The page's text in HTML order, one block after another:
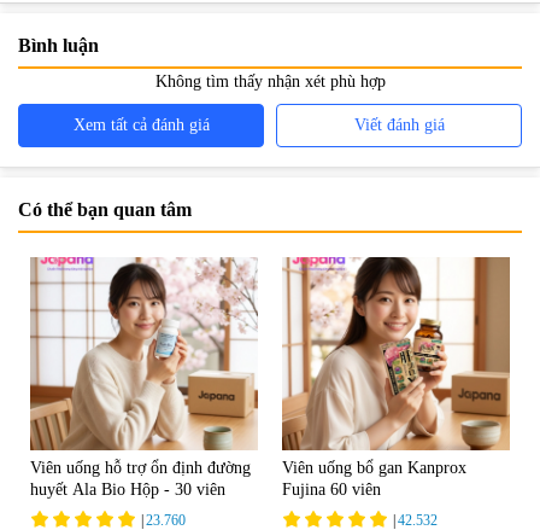
Bình luận
Không tìm thấy nhận xét phù hợp
Xem tất cả đánh giá Viết đánh giá
Có thể bạn quan tâm
Viên uống hỗ trợ ổn định đường
huyết Ala Bio Hộp - 30 viên
|23.760
Viên uống bổ gan Kanprox
Fujina 60 viên
|42.532